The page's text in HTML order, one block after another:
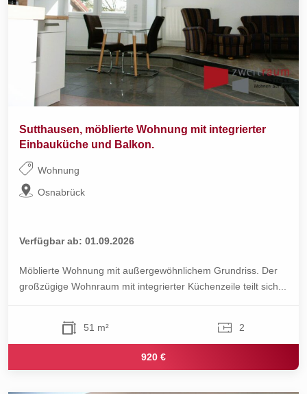
Sutthausen, möblierte Wohnung mit integrierter
Einbauküche und Balkon.
Wohnung
Osnabrück
Verfügbar ab: 01.09.2026
Möblierte Wohnung mit außergewöhnlichem Grundriss. Der
großzügige Wohnraum mit integrierter Küchenzeile teilt sich...
51 m² 2
920 €